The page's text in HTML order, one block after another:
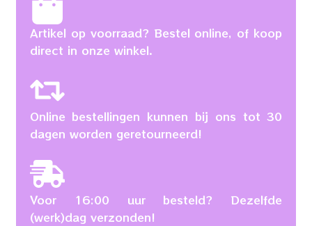
Artikel op voorraad? Bestel online, of koop
direct in onze winkel.
Online bestellingen kunnen bij ons tot 30
dagen worden geretourneerd!
Voor 16:00 uur besteld? Dezelfde
(werk)dag verzonden!